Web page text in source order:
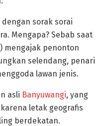
sorak sorai
Mengapa? Sebab saat
mengajak penonton
selendang, penari
lawan jenis.
asli Banyuwangi, yang
letak geografis
berdekatan.